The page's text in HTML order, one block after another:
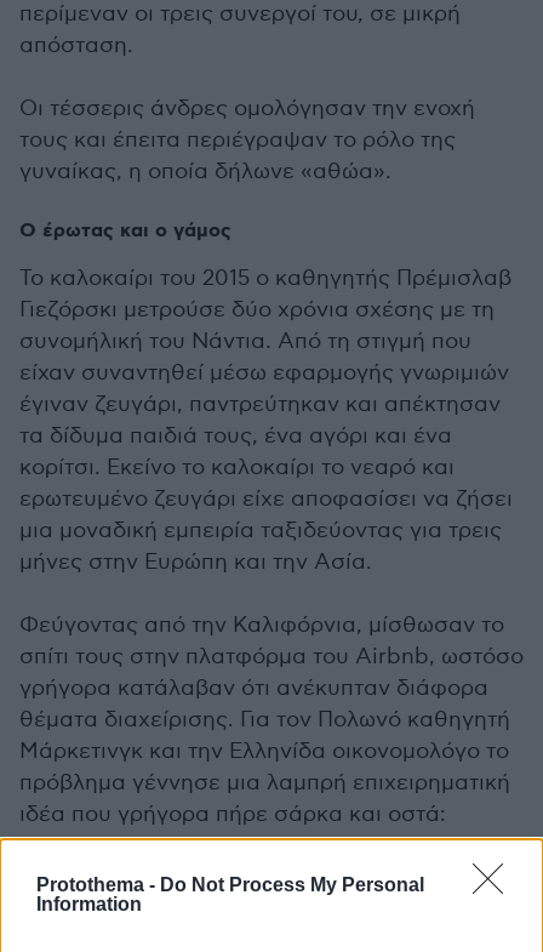
Protothema - Do Not Process My Personal
Information
περίμεναν οι τρεις συνεργοί του, σε μικρή
απόσταση.
Οι τέσσερις άνδρες ομολόγησαν την ενοχή
τους και έπειτα περιέγραψαν το ρόλο της
γυναίκας, η οποία δήλωνε «αθώα».
Ο έρωτας και ο γάμος
Το καλοκαίρι του 2015 ο καθηγητής Πρέμισλαβ
Γιεζόρσκι μετρούσε δύο χρόνια σχέσης με τη
συνομήλική του Νάντια. Από τη στιγμή που
είχαν συναντηθεί μέσω εφαρμογής γνωριμιών
έγιναν ζευγάρι, παντρεύτηκαν και απέκτησαν
τα δίδυμα παιδιά τους, ένα αγόρι και ένα
κορίτσι. Εκείνο το καλοκαίρι το νεαρό και
ερωτευμένο ζευγάρι είχε αποφασίσει να ζήσει
μια μοναδική εμπειρία ταξιδεύοντας για τρεις
μήνες στην Ευρώπη και την Ασία.
Φεύγοντας από την Καλιφόρνια, μίσθωσαν το
σπίτι τους στην πλατφόρμα του Airbnb, ωστόσο
γρήγορα κατάλαβαν ότι ανέκυπταν διάφορα
θέματα διαχείρισης. Για τον Πολωνό καθηγητή
Μάρκετινγκ και την Ελληνίδα οικονομολόγο το
πρόβλημα γέννησε μια λαμπρή επιχειρηματική
ιδέα που γρήγορα πήρε σάρκα και οστά:
έστησαν εταιρεία διαχείρισης ακινήτων
βραχυχρόνιας ενοικίασης και παροχής
υπηρεσιών που καλύπτουν κάθε ανάγκη